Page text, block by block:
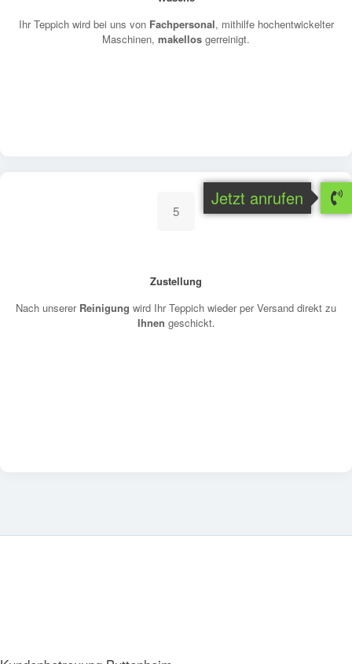
Ihr Teppich wird bei uns von Fachpersonal, mithilfe hochentwickelter
Maschinen, makellos gerreinigt.
5
Zustellung
Nach unserer Reinigung wird Ihr Teppich wieder per Versand direkt zu
Ihnen geschickt.
Jetzt anrufen